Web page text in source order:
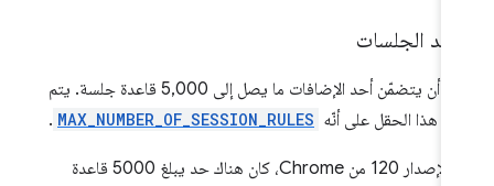
الجلسات
يمكن أن يتضمّن أحد الإضافات ما يصل إلى 5,000 قاعدة جلسة. يتم
هذا الحقل على أنّه MAX_NUMBER_OF_SESSION_RULES
.
قبل الإصدار 120 من Chrome، كان هناك حد يبلغ 5000 قاعدة